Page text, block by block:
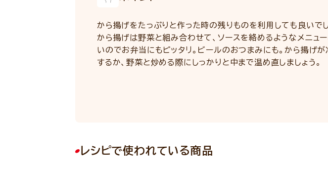
から揚げをたっぷりと作った時の残りものを利用しても良いで
から揚げは野菜と組み合わせて、ソースを絡めるようなメニュ
いのでお弁当にもピッタリ。ビールのおつまみにも。から揚げ
するか、野菜と炒める際にしっかりと中まで温め直しましょう。
レシピで使われている商品